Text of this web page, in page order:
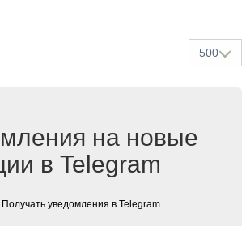
500
на новые
в Telegram
Получать уведомления в Telegram